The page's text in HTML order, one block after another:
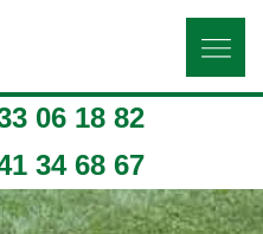
06 18 82
34 68 67